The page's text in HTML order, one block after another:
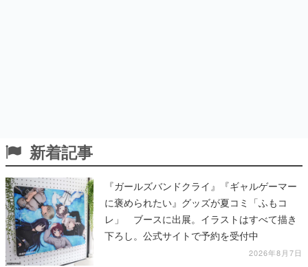
新着記事
『ガールズバンドクライ』『ギャルゲーマー
に褒められたい』グッズが夏コミ「ふもコ
レ」 ブースに出展。イラストはすべて描き
下ろし。公式サイトで予約を受付中
2026年8月7日